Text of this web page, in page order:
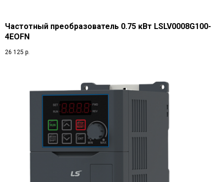
Частотный преобразователь 0.75 кВт LSLV0008G100-
4EOFN
26 125 р.